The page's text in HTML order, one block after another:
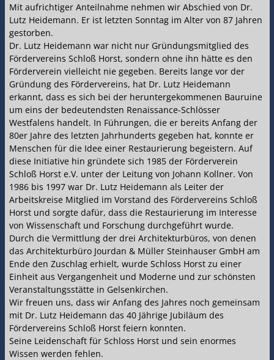
Mit aufrichtiger Anteilnahme nehmen wir Abschied von Dr.
Lutz Heidemann. Er ist letzten Sonntag im Alter von 87 Jahren
gestorben.
Dr. Lutz Heidemann war nicht nur Gründungsmitglied des
Fördervereins Schloß Horst, sondern ohne ihn hätte es den
Förderverein vielleicht nie gegeben. Bereits lange vor der
Gründung des Fördervereins, hat Dr. Lutz Heidemann
erkannt, dass es sich bei der heruntergekommenen Bauruine
um eins der bedeutendsten Renaissance-Schlösser
Westfalens handelt. In Führungen, die er bereits Anfang der
80er Jahre des letzten Jahrhunderts gegeben hat, konnte er
Menschen für die Idee einer Restaurierung begeistern. Auf
diese Initiative hin gründete sich 1985 der Förderverein
Schloß Horst e.V. unter der Leitung von Johann Kollner. Von
1986 bis 1997 war Dr. Lutz Heidemann als Leiter der
Arbeitskreise Mitglied im Vorstand des Fördervereins Schloß
Horst und sorgte dafür, dass die Restaurierung im Interesse
von Wissenschaft und Forschung durchgeführt wurde.
Durch die Vermittlung der drei Architekturbüros, von denen
das Architekturbüro Jourdan & Müller Steinhauser GmbH am
Ende den Zuschlag erhielt, wurde Schloss Horst zu einer
Einheit aus Vergangenheit und Moderne und zur schönsten
Veranstaltungsstätte in Gelsenkirchen.
Wir freuen uns, dass wir Anfang des Jahres noch gemeinsam
mit Dr. Lutz Heidemann das 40 Jährige Jubiläum des
Fördervereins Schloß Horst feiern konnten.
Seine Leidenschaft für Schloss Horst und sein enormes
Wissen werden fehlen.